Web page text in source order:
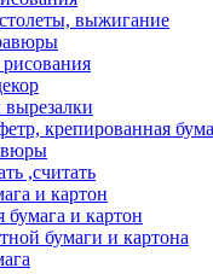
выжигание
вырезалки
крепированная
,считать
и картон
бумага и картон
бумаги и картона